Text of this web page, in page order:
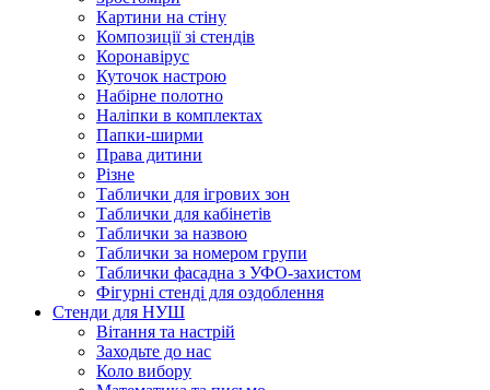
Картини на стіну
Композиції зі стендів
Коронавірус
Куточок настрою
Набірне полотно
Наліпки в комплектах
Папки-ширми
Права дитини
Різне
Таблички для ігрових зон
Таблички для кабінетів
Таблички за назвою
Таблички за номером групи
Таблички фасадна з УФО-захистом
Фігурні стенді для оздоблення
Стенди для НУШ
Вітання та настрій
Заходьте до нас
Коло вибору